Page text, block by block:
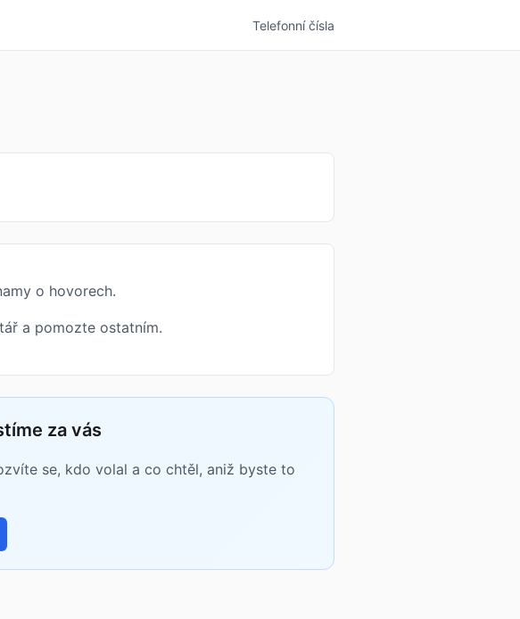
Telefonní čísla
o hovorech.
a pomozte ostatním.
za vás
se, kdo volal a co chtěl, aniž byste to